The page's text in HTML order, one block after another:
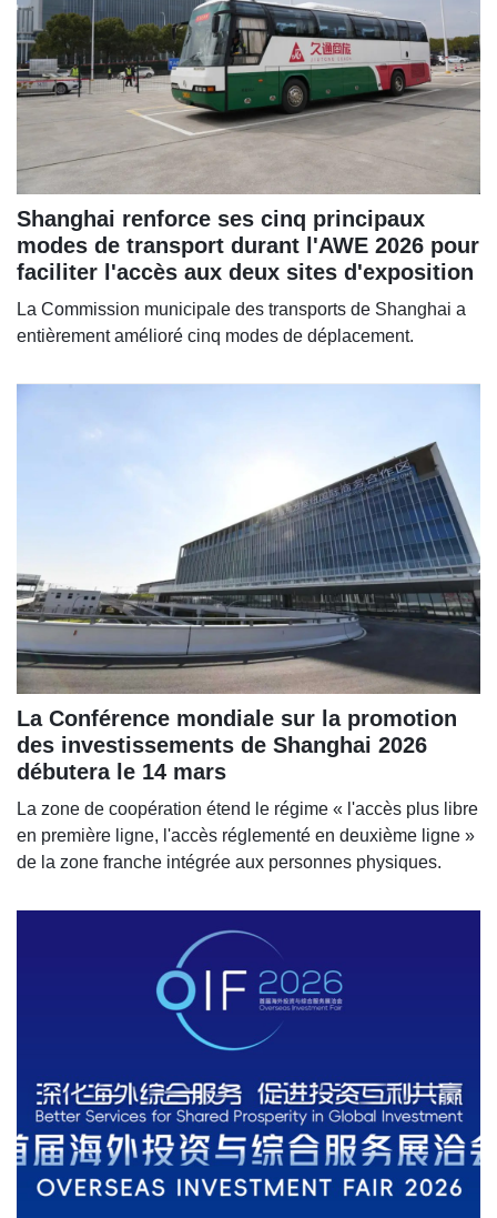
Shanghai renforce ses cinq principaux
modes de transport durant l'AWE 2026 pour
faciliter l'accès aux deux sites d'exposition
La Commission municipale des transports de Shanghai a
entièrement amélioré cinq modes de déplacement.
La Conférence mondiale sur la promotion
des investissements de Shanghai 2026
débutera le 14 mars
La zone de coopération étend le régime « l'accès plus libre
en première ligne, l'accès réglementé en deuxième ligne »
de la zone franche intégrée aux personnes physiques.